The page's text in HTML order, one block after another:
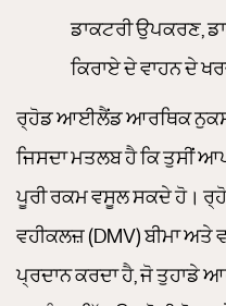
ਡਾਕਟਰੀ ਉਪਕਰਣ,
ਕਿਰਾਏ ਦੇ ਵਾਹਨ ਦੇ
ਰ੍ਹੋਡ ਆਈਲੈਂਡ ਆਰਥਿਕ
ਜਿਸਦਾ ਮਤਲਬ ਹੈ ਕਿ ਤੁਸੀਂ
ਪੂਰੀ ਰਕਮ ਵਸੂਲ ਸਕਦੇ ਹੋ।
ਵਹੀਕਲਜ਼ (DMV) ਬੀਮਾ ਅਤੇ
ਪ੍ਰਦਾਨ ਕਰਦਾ ਹੈ, ਜੋ ਤੁਹਾਡੇ